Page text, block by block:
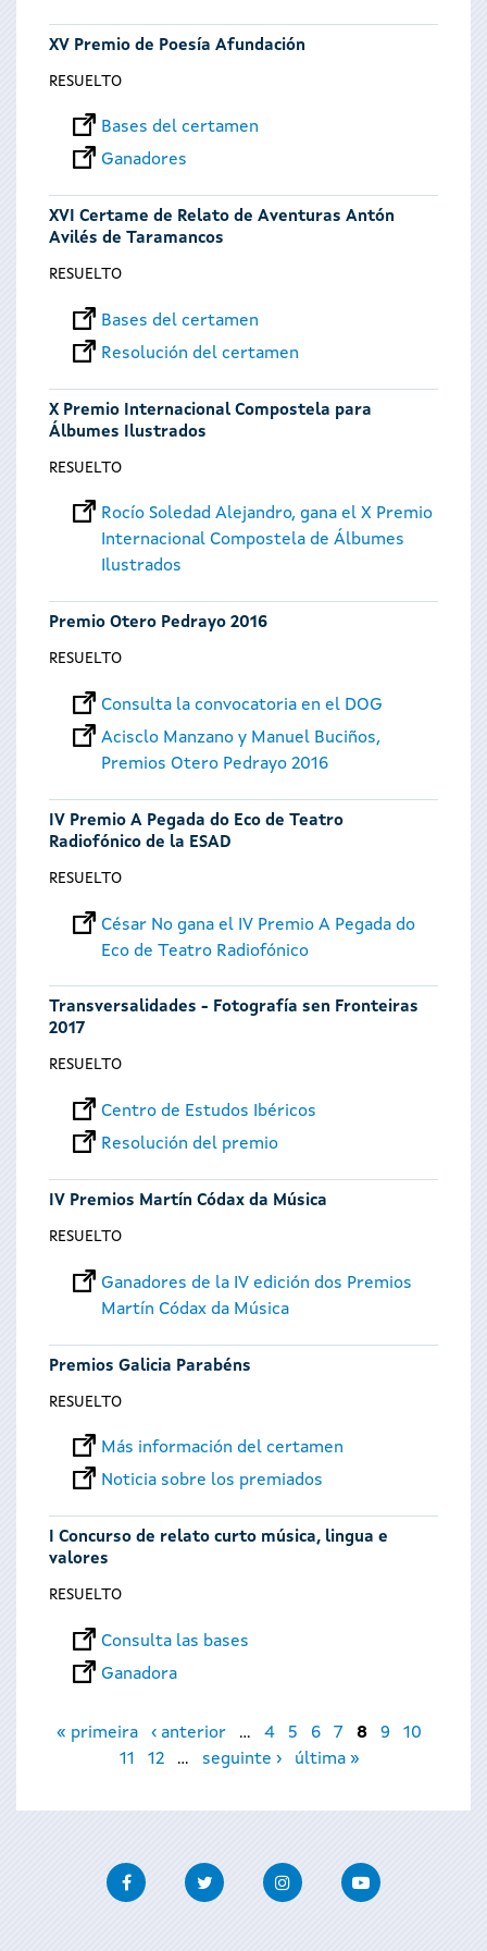
XV Premio de Poesía Afundación
RESUELTO
Bases del certamen
Ganadores
XVI Certame de Relato de Aventuras Antón
Avilés de Taramancos
RESUELTO
Bases del certamen
Resolución del certamen
X Premio Internacional Compostela para
Álbumes Ilustrados
RESUELTO
Rocío Soledad Alejandro, gana el X Premio
Internacional Compostela de Álbumes
Ilustrados
Premio Otero Pedrayo 2016
RESUELTO
Consulta la convocatoria en el DOG
Acisclo Manzano y Manuel Buciños,
Premios Otero Pedrayo 2016
IV Premio A Pegada do Eco de Teatro
Radiofónico de la ESAD
RESUELTO
César No gana el IV Premio A Pegada do
Eco de Teatro Radiofónico
Transversalidades - Fotografía sen Fronteiras
2017
RESUELTO
Centro de Estudos Ibéricos
Resolución del premio
IV Premios Martín Códax da Música
RESUELTO
Ganadores de la IV edición dos Premios
Martín Códax da Música
Premios Galicia Parabéns
RESUELTO
Más información del certamen
Noticia sobre los premiados
I Concurso de relato curto música, lingua e
valores
RESUELTO
Consulta las bases
Ganadora
Páginas
« primeira ‹ anterior … 4 5 6 7 8 9
10
11
12 … seguinte › última »
FacebookTwitter InstagramYoutube